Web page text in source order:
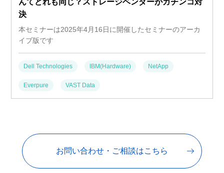
んてどれも同じ？ストレージベンダーがガチンコ対
決
本セミナーは2025年4月16日に開催したセミナーのアーカ
イブ版です
Dell Technologies IBM(Hardware) NetApp
Everpure VAST Data
お問い合わせ・ご相談はこちら